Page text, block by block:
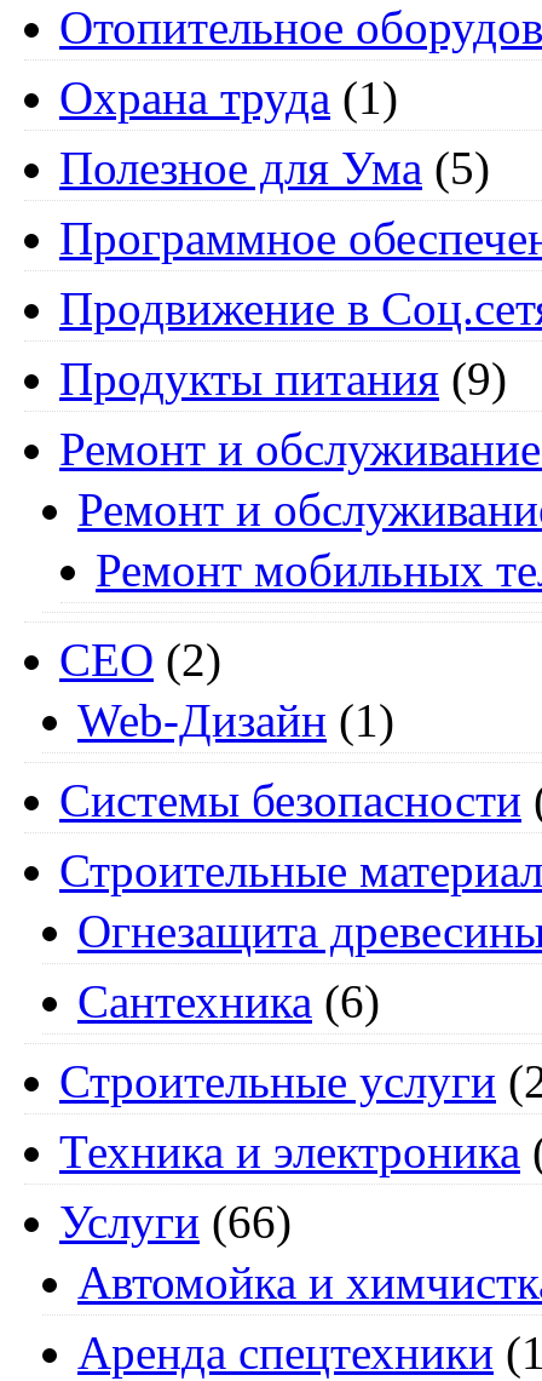
Отопительное
Охрана труда (1)
Полезное для Ума (5)
Программное
Продвижение в
Продукты питания (9)
Ремонт и
Ремонт и
Ремонт мобильных
СЕО (2)
Web-Дизайн (1)
Системы безопасности
Строительные
Огнезащита
Сантехника (6)
Строительные услуги
Техника и электроника
Услуги (66)
Автомойка и
Аренда спецтехники